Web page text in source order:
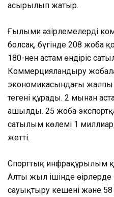
асырылып жатыр.
Ғылыми әзірлемелерді
болсақ, бүгінде 208 жоба
180-нен астам өндіріс
Коммерцияландыру
экономикасындағы жалпы
теңгені құрады. 2 мыңнан
ашылды. 25 жоба
сатылым көлемі 1
жетті.
Спорттық инфрақұрылым
Алты жыл ішінде
сауықтыру кешені және